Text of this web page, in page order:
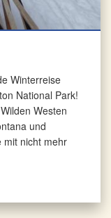
Winterreise
National Park!
Westen
und
mit nicht mehr